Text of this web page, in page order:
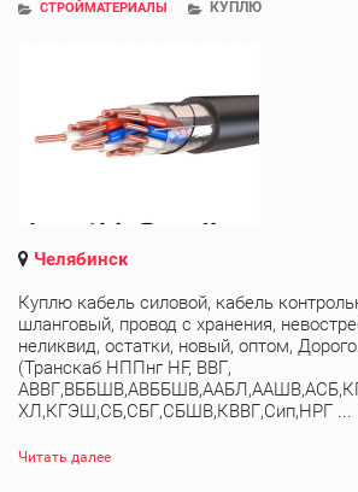
СТРОЙМАТЕРИАЛЫ КУПЛЮ
Челябинск
Куплю кабель силовой, кабель
шланговый, провод с хранения,
неликвид, остатки, новый, оптом,
(Транскаб НППнг HF, ВВГ,
ХЛ,КГЭШ,СБ,СБГ,СБШВ,КВВГ,Сип,НРГ ...
Читать далее